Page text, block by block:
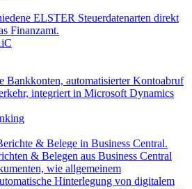
ELSTER Steuerdatenarten direkt
Finanzamt.
Bankkonten, automatisierter Kontoabruf
integriert in Microsoft Dynamics
& Belege in Business Central.
& Belegen aus Business Central
wie allgemeinem
Hinterlegung von digitalem